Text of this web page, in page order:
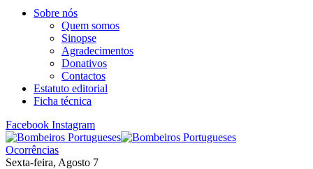
Sobre nós
Quem somos
Sinopse
Agradecimentos
Donativos
Contactos
Estatuto editorial
Ficha técnica
Facebook Instagram
Ocorrências
Sexta-feira, Agosto 7